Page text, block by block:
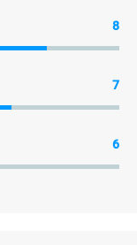
8
7
6